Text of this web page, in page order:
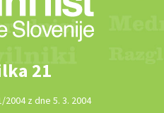
21
2004 z dne 5. 3. 2004